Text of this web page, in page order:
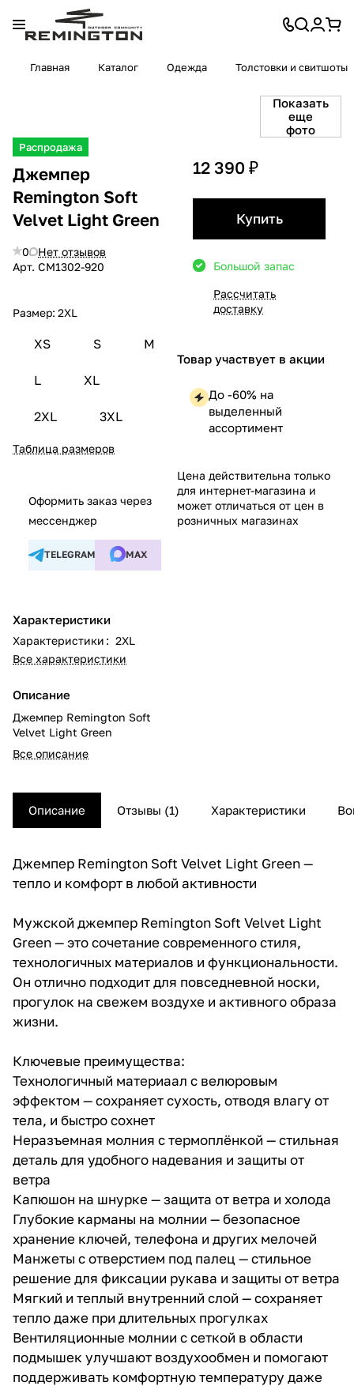
Главная Каталог Одежда Толстовки и свитшоты
Показать
еще
фото
Распродажа
Джемпер
Remington Soft
Velvet Light Green
0
Нет отзывов
Арт. CM1302-920
Размер: 2XL
XS S M
L XL
2XL 3XL
Таблица размеров
Оформить заказ через
мессенджер
TELEGRAM MAX
Характеристики
Характеристики : 2XL
Все характеристики
Описание
Джемпер Remington Soft
Velvet Light Green
Все описание
12 390 ₽
Купить
Большой запас
Рассчитать
доставку
Товар участвует в акции
До -60% на
выделенный
ассортимент
Цена действительна только
для интернет-магазина и
может отличаться от цен в
розничных магазинах
Описание Отзывы (1) Характеристики
Джемпер Remington Soft Velvet Light Green —
тепло и комфорт в любой активности
Мужской джемпер Remington Soft Velvet Light
Green — это сочетание современного стиля,
технологичных материалов и функциональности.
Он отлично подходит для повседневной носки,
прогулок на свежем воздухе и активного образа
жизни.
Ключевые преимущества:
Технологичный материаал с велюровым
эффектом — сохраняет сухость, отводя влагу от
тела, и быстро сохнет
Неразъемная молния с термоплёнкой — стильная
деталь для удобного надевания и защиты от
ветра
Капюшон на шнурке — защита от ветра и холода
Глубокие карманы на молнии — безопасное
хранение ключей, телефона и других мелочей
Манжеты с отверстием под палец — стильное
решение для фиксации рукава и защиты от ветра
Мягкий и теплый внутренний слой — сохраняет
тепло даже при длительных прогулках
Вентиляционные молнии с сеткой в области
подмышек улучшают воздухообмен и помогают
поддерживать комфортную температуру даже